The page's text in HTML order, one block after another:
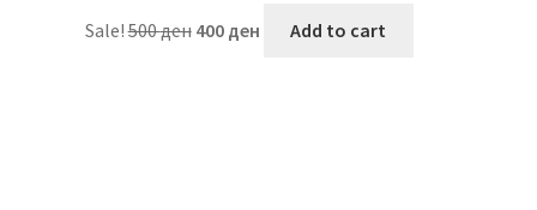
Sale!500ден 400 ден Add to cart